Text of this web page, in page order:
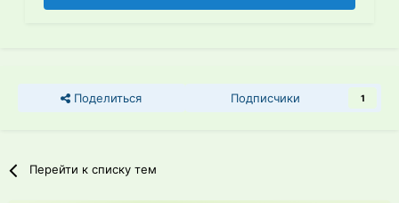
Поделиться Подписчики 1
Перейти к списку тем